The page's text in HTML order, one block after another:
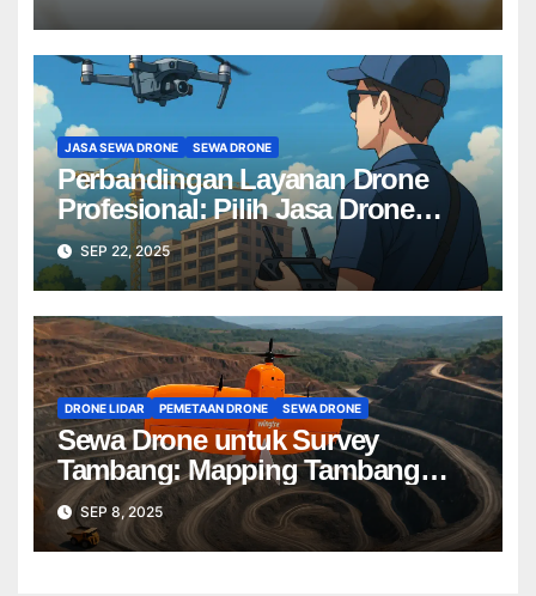
JASA SEWA DRONE SEWA DRONE
Perbandingan Layanan Drone
Profesional: Pilih Jasa Drone
Terbaik untuk Proyek Anda
SEP 22, 2025
DRONE LIDAR PEMETAAN DRONE SEWA DRONE
Sewa Drone untuk Survey
Tambang: Mapping Tambang
Profesional Lebih Cepat & Akurat
SEP 8, 2025